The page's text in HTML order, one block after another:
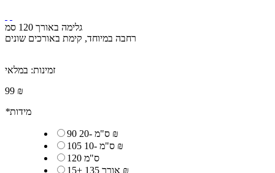
גלימה באורך 120 סמ
רחבה במיוחד, קימת באורכים שונים
זמינות: במלאי
99 ₪
*מידות
90 ס"מ -
20 ₪
105 ס"מ -
10 ₪
120 ס"מ
אורך 135
+ 15 ₪